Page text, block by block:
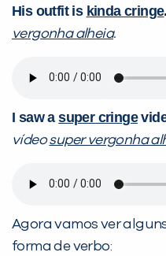
His outfit is kinda cringe.
vergonha alheia.
I saw asuper cringe
vídeosuper vergonha
Agora vamos ver
forma de verbo: